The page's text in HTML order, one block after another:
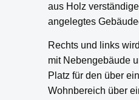
aus Holz
angelegtes
Rechts und links
mit Nebengebäude
Platz für den über
Wohnbereich über